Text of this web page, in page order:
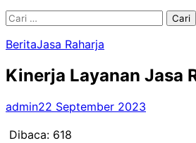
Cari
BeritaJasa Raharja
Kinerja Layanan Jasa
admin22 September 2023
Dibaca: 618